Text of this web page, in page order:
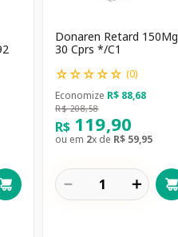
Donaren Retard 150Mg
30 Cprs */C1
☆☆☆☆☆ (0)
Economize R$ 88,68
R$ 208,58
R$ 119,90
ou em 2x de R$ 59,95
＋
－